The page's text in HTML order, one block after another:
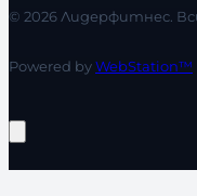
© 2026 Лидерфитнес.
Powered byWebStation™